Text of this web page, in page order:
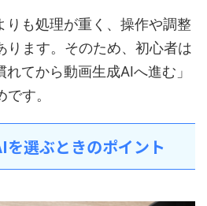
りも処理が重く、操作や調整
ります。そのため、初心者は
れてから動画生成AIへ進む」
す。
選ぶときのポイント